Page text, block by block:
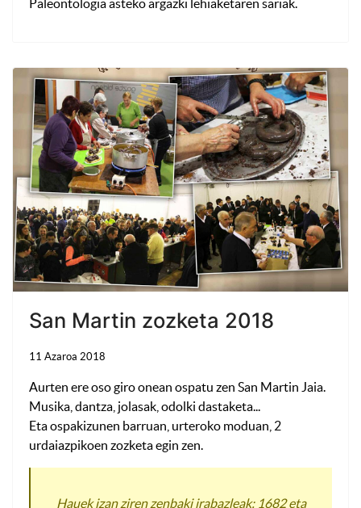
Paleontologia asteko argazki lehiaketaren sariak.
San Martin zozketa 2018
11 Azaroa 2018
Aurten ere oso giro onean ospatu zen San Martin Jaia.
Musika, dantza, jolasak, odolki dastaketa...
Eta ospakizunen barruan, urteroko moduan, 2
urdaiazpikoen zozketa egin zen.
Hauek izan ziren zenbaki irabazleak: 1682 eta